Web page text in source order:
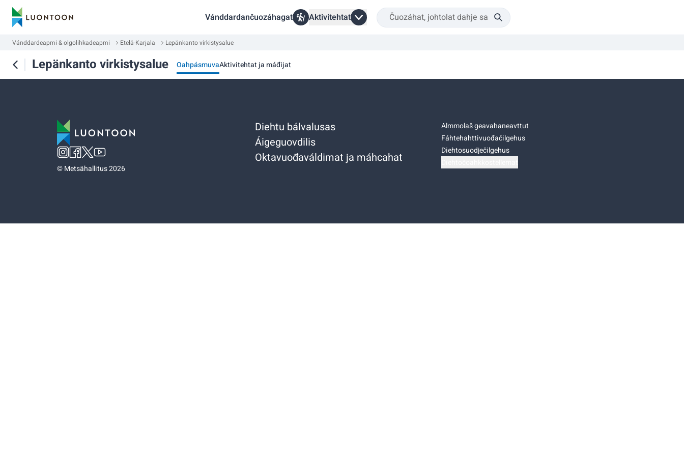
Vánddardančuozáhagat Aktivitehtat
Vánddardeapmi & olgolihkadeapmi Etelä-Karjala Lepänkanto virkistysalue
Lepänkanto virkistysalue OahpásmuvaAktivitehtat ja máđijat
©Metsähallitus 2026
Diehtu bálvalusas
Áigeguovdilis
Oktavuođaváldimat ja máhcahat
Almmolaš geavahaneavttut
Fáhtehahttivuođačilgehus
Diehtosuodječilgehus